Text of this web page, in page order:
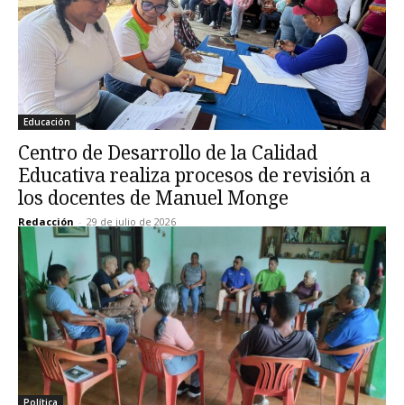
Educación
‎Centro de Desarrollo de la Calidad
Educativa realiza procesos de revisión a
los docentes de Manuel Monge
Redacción - 29 de julio de 2026